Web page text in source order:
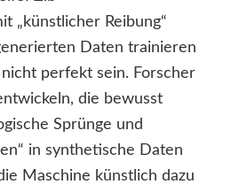
„künstlicher Reibung“
Daten trainieren
perfekt sein. Forscher
die bewusst
Sprünge und
in synthetische Daten
Maschine künstlich dazu